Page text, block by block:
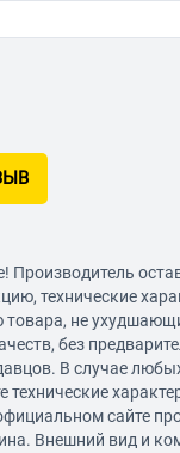
Производитель
технические
не
без
В случае
технические
сайте
Внешний вид и